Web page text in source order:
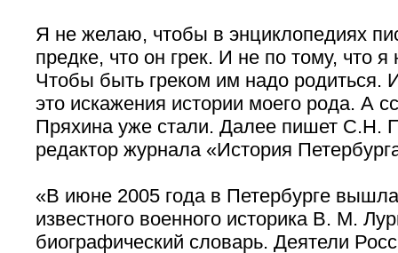
Я не желаю, чтобы в энциклопедиях
предке, что он грек. И не по тому, что я
Чтобы быть греком им надо родиться.
это искажения истории моего рода. А
Пряхина уже стали. Далее пишет С.Н.
редактор журнала «История
«В июне 2005 года в Петербурге
известного военного историка В. М.
биографический словарь. Деятели